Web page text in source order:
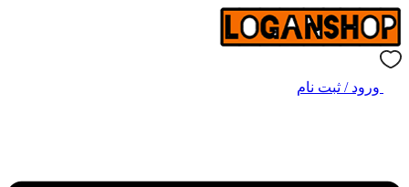
ورود / ثبت نام